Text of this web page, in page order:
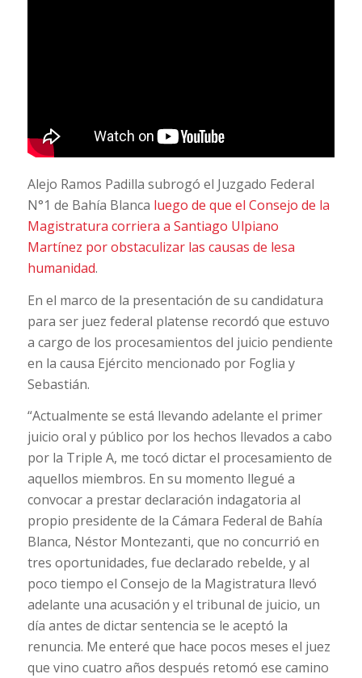
Alejo Ramos Padilla subrogó el Juzgado Federal
N°1 de Bahía Blanca luego de que el Consejo de la
Magistratura corriera a Santiago Ulpiano
Martínez por obstaculizar las causas de lesa
humanidad.
En el marco de la presentación de su candidatura
para ser juez federal platense recordó que estuvo
a cargo de los procesamientos del juicio pendiente
en la causa Ejército mencionado por Foglia y
Sebastián.
“Actualmente se está llevando adelante el primer
juicio oral y público por los hechos llevados a cabo
por la Triple A, me tocó dictar el procesamiento de
aquellos miembros. En su momento llegué a
convocar a prestar declaración indagatoria al
propio presidente de la Cámara Federal de Bahía
Blanca, Néstor Montezanti, que no concurrió en
tres oportunidades, fue declarado rebelde, y al
poco tiempo el Consejo de la Magistratura llevó
adelante una acusación y el tribunal de juicio, un
día antes de dictar sentencia se le aceptó la
renuncia. Me enteré que hace pocos meses el juez
que vino cuatro años después retomó ese camino